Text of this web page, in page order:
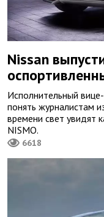
Nissan
Исполнительный
понять журналистам
времени свет увидят
NISMO.
6618